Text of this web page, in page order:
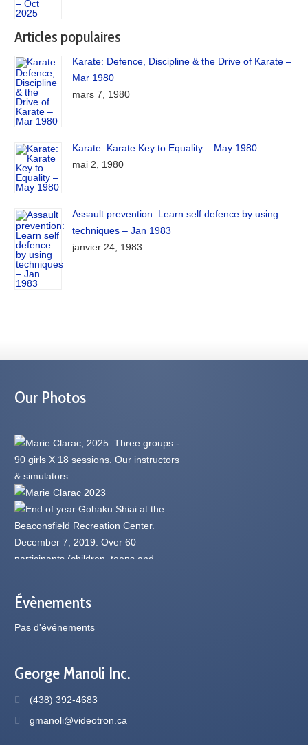
Articles populaires
Karate: Defence, Discipline & the Drive of Karate –
Mar 1980
mars 7, 1980
Karate: Karate Key to Equality – May 1980
mai 2, 1980
Assault prevention: Learn self defence by using
techniques – Jan 1983
janvier 24, 1983
Our Photos
Évènements
Pas d'événements
George Manoli Inc.
(438) 392-4683
gmanoli@videotron.ca